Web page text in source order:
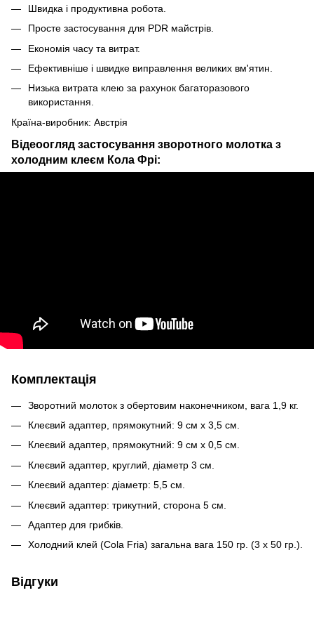
Швидка і продуктивна робота.
Просте застосування для PDR майстрів.
Економія часу та витрат.
Ефективніше і швидке виправлення великих вм'ятин.
Низька витрата клею за рахунок багаторазового
використання.
Країна-виробник: Австрія
Відеоогляд застосування зворотного молотка з
холодним клеєм Кола Фрі:
Комплектація
Зворотний молоток з обертовим наконечником, вага 1,9 кг.
Клеєвий адаптер, прямокутний: 9 см x 3,5 см.
Клеєвий адаптер, прямокутний: 9 см x 0,5 см.
Клеєвий адаптер, круглий, діаметр 3 см.
Клеєвий адаптер: діаметр: 5,5 см.
Клеєвий адаптер: трикутний, сторона 5 см.
Адаптер для грибків.
Холодний клей (Cola Fria) загальна вага 150 гр. (3 x 50 гр.).
Відгуки